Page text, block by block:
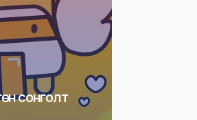
сонголт